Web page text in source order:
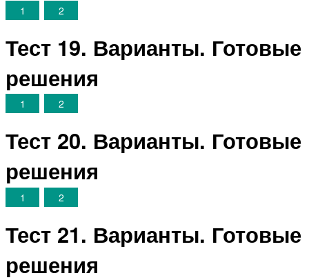
1 2
Тест 19. Варианты. Готовые
решения
1 2
Тест 20. Варианты. Готовые
решения
1 2
Тест 21. Варианты. Готовые
решения